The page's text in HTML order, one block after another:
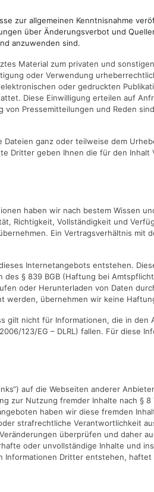
zur allgemeinen Kenntnisnahme
über Änderungsverbot und
anzuwenden sind.
Material zum privaten und
oder Verwendung
oder gedruckten
Diese Einwilligung erteilen auf
Pressemitteilungen und Reden
Dateien ganz oder teilweise dem
Dritter geben Ihnen die für den Inhalt
haben wir nach bestem Wissen
Richtigkeit, Vollständigkeit und
Ein Vertragsverhältnis mit
Internetangebots entstehen.
§ 839 BGB (Haftung bei
oder Herunterladen von Daten
werden, übernehmen wir keine
gilt nicht für Informationen, die in den
123/EG – DLRL) fallen. Für diese
auf die Webseiten anderer
zur Nutzung fremder Inhalte nach § 8
haben wir diese fremden
strafrechtliche Verantwortlichkeit
überprüfen und daher
oder unvollständige Inhalte und
Informationen Dritter entstehen, haftet